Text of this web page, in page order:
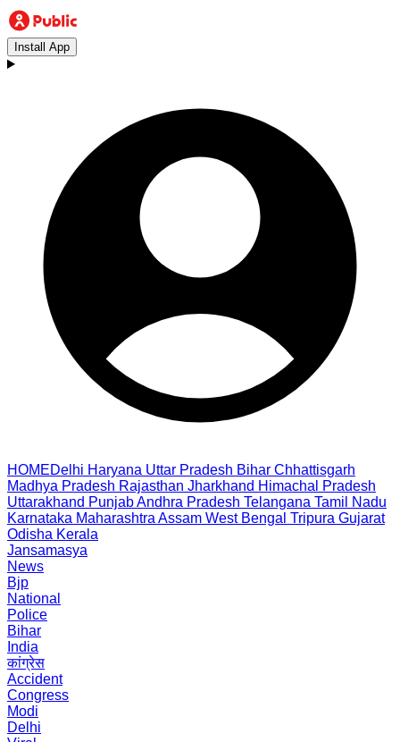
Install App
HOMEDelhi Haryana Uttar Pradesh Bihar Chhattisgarh
Madhya Pradesh Rajasthan Jharkhand Himachal Pradesh
Uttarakhand PunjabAndhra Pradesh Telangana Tamil Nadu
Karnataka Maharashtra Assam West Bengal Tripura Gujarat
Odisha Kerala
Jansamasya
News
Bjp
National
Police
Bihar
India
कांग्रेस
Accident
Congress
Modi
Delhi